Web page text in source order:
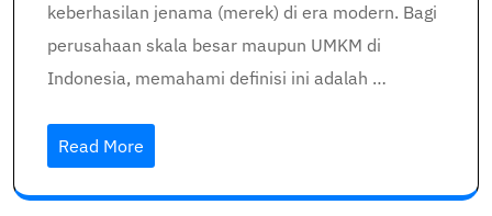
keberhasilan jenama (merek) di era modern. Bagi
perusahaan skala besar maupun UMKM di
Indonesia, memahami definisi ini adalah …
Read More